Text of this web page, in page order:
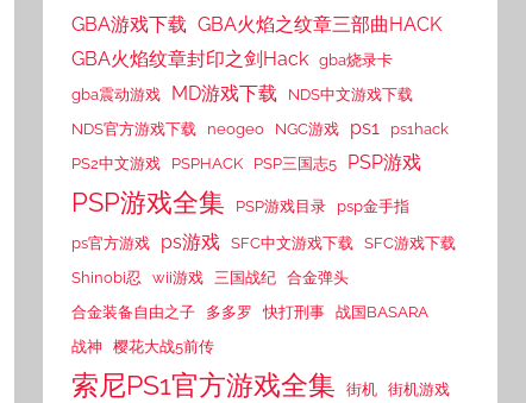
GBA游戏下载 GBA火焰之纹章三部曲HACK
GBA火焰纹章封印之剑Hack gba烧录卡
gba震动游戏
MD游戏下载
NDS中文游戏下载
NDS官方游戏下载
neogeo NGC游戏 ps1
ps1hack
PS2中文游戏
PSPHACK PSP三国志5 PSP游戏
PSP游戏全集 PSP游戏目录
psp金手指
ps官方游戏
ps游戏 SFC中文游戏下载 SFC游戏下载
Shinobi忍
wii游戏 三国战纪 合金弹头
合金装备自由之子
多多罗 快打刑事 战国BASARA
战神
樱花大战5前传
索尼PS1官方游戏全集 街机 街机游戏